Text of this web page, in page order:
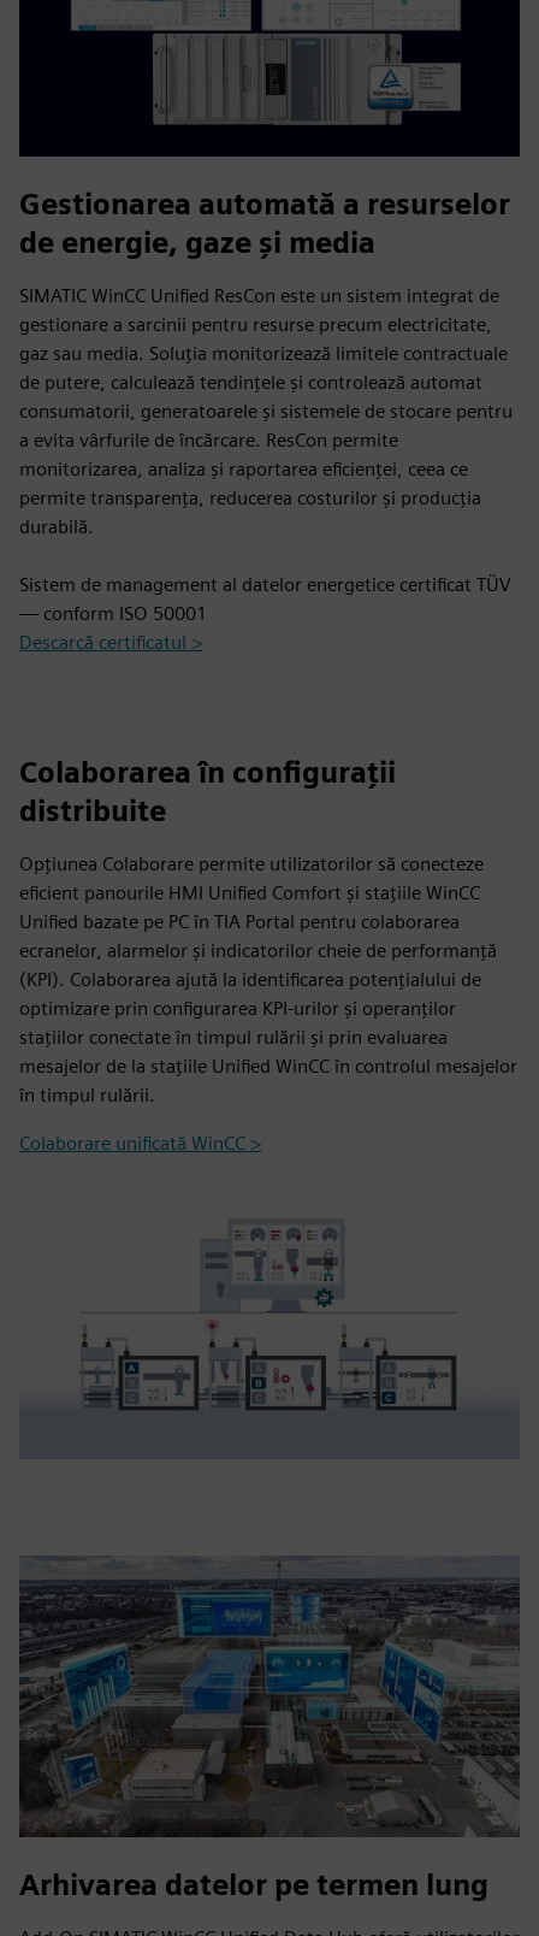
Gestionarea automată a resurselor
de energie, gaze și media
SIMATIC WinCC Unified ResCon este un sistem integrat de
gestionare a sarcinii pentru resurse precum electricitate,
gaz sau media. Soluția monitorizează limitele contractuale
de putere, calculează tendințele și controlează automat
consumatorii, generatoarele și sistemele de stocare pentru
a evita vârfurile de încărcare. ResCon permite
monitorizarea, analiza și raportarea eficienței, ceea ce
permite transparența, reducerea costurilor și producția
durabilă.
Sistem de management al datelor energetice certificat TÜV
— conform ISO 50001
Descarcă certificatul >
Colaborarea în configurații
distribuite
Opțiunea Colaborare permite utilizatorilor să conecteze
eficient panourile HMI Unified Comfort și stațiile WinCC
Unified bazate pe PC în TIA Portal pentru colaborarea
ecranelor, alarmelor și indicatorilor cheie de performanță
(KPI). Colaborarea ajută la identificarea potențialului de
optimizare prin configurarea KPI-urilor și operanților
stațiilor conectate în timpul rulării și prin evaluarea
mesajelor de la stațiile Unified WinCC în controlul mesajelor
în timpul rulării.
Colaborare unificată WinCC >
Arhivarea datelor pe termen lung